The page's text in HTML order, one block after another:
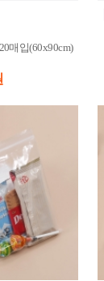
매입(60x90cm)